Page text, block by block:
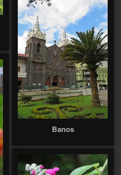
Banos